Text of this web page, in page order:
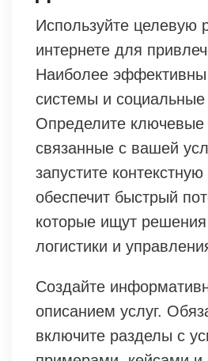
Используйте целевую
интернете для
Наиболее
системы и социальные
Определите ключевые
связанные с вашей
запустите
обеспечит быстрый
которые ищут
логистики и
Создайте
описанием услуг.
включите разделы с